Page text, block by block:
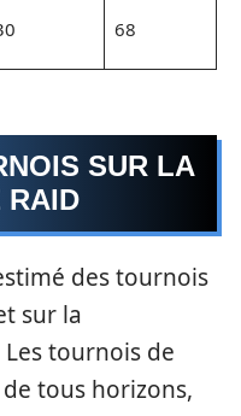
68
SUR LA
RAID
des tournois
sur la
tournois de
tous horizons,